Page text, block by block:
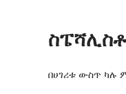
በሀገሪቱ ውስጥ ካሉ